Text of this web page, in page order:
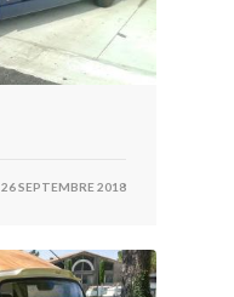
26 SEPTEMBRE 2018